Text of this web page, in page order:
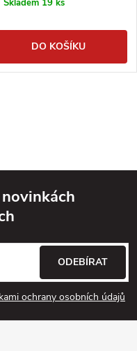
DO KOŠÍKU
ochrany osobních údajů
ODEBÍRAT